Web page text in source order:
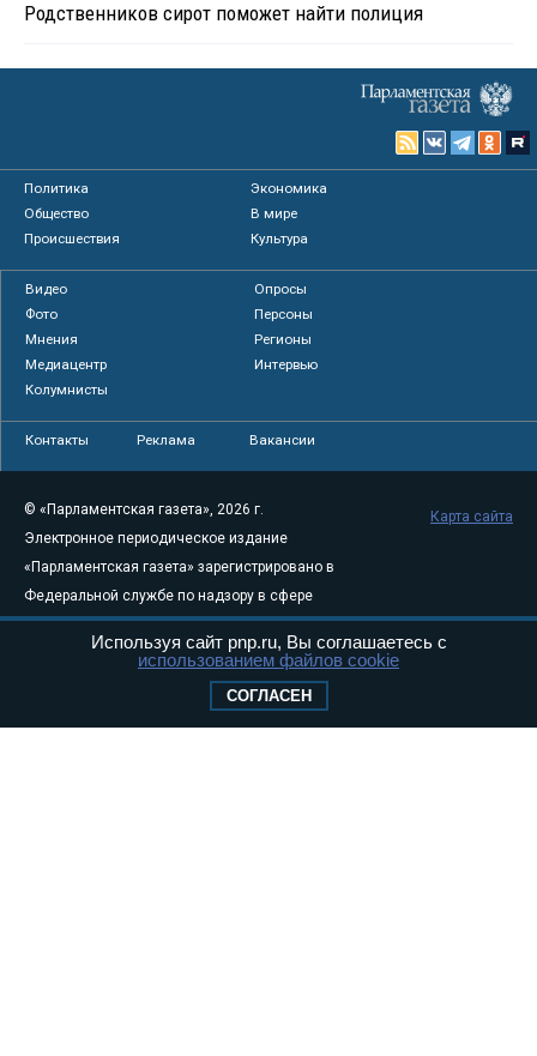
Родственников сирот поможет найти полиция
Политика
Экономика
Общество
В мире
Происшествия
Культура
Видео
Опросы
Фото
Персоны
Мнения
Регионы
Медиацентр
Интервью
Колумнисты
Контакты Реклама Вакансии
© «Парламентская газета», 2026 г.
Электронное периодическое издание
«Парламентская газета» зарегистрировано в
Федеральной службе по надзору в сфере
связи, информационных технологий и
массовых коммуникаций (Роскомнадзор) 05
Свидетельство о регистрации Эл № ФС77-
Карта сайта
Используя сайт pnp.ru, Вы соглашаетесь с
использованием файлов cookie
СОГЛАСЕН